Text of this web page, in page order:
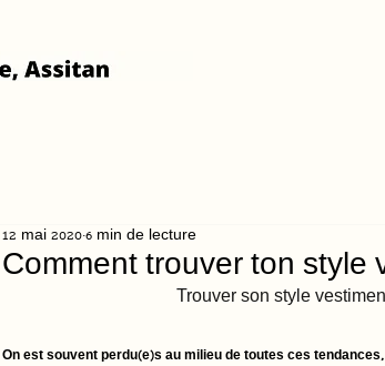
Comment trouver ton style
12 mai 2020 6 min de lecture
Trouver son style
On est souvent perdu(e)s au milieu de toutes ces